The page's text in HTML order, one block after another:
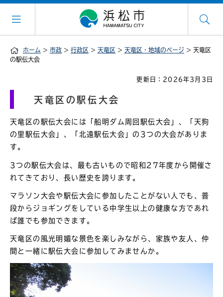
ホーム > 市政 > 行政区 > 天竜区 > 天竜区・地域のページ > 天竜区
の駅伝大会
更新日：2026年3月3日
天竜区の駅伝大会
天竜区の駅伝大会には「船明ダム周回駅伝大会」、「天狗
の里駅伝大会」、「北遠駅伝大会」の3つの大会がありま
す。
3つの駅伝大会は、最も古いもので昭和27年度から開催さ
れてきており、長い歴史を誇ります。
マラソン大会や駅伝大会に参加したことがない人でも、普
段からジョギングをしている中学生以上の健康な方であれ
ば誰でも参加できます。
天竜区の風光明媚な景色を楽しみながら、家族や友人、仲
間と一緒に駅伝大会に参加してみませんか。